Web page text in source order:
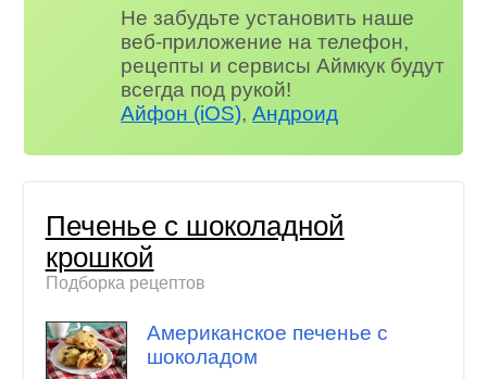
Не забудьте установить наше
веб-приложение на телефон,
рецепты и сервисы Аймкук будут
всегда под рукой!
Айфон (iOS),Андроид
Печенье с шоколадной
крошкой
Подборка рецептов
Американское печенье с
шоколадом